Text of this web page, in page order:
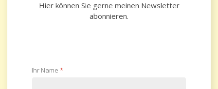
Hier können Sie gerne meinen Newsletter
abonnieren.
Ihr Name *